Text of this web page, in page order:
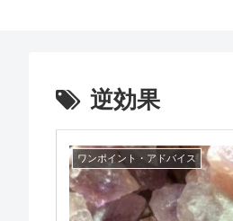
逆効果
ワンポイント・アドバイス